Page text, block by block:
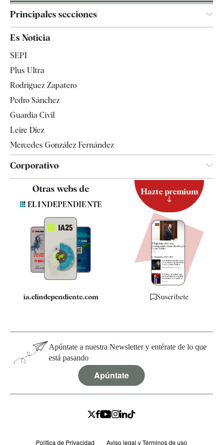
Principales secciones
Televisión
Es Noticia
SEPI
Plus Ultra
Rodríguez Zapatero
Pedro Sánchez
Guardia Civil
Leire Díez
Mercedes González Fernández
Corporativo
Quiénes somos
Especificaciones
Otras webs de
ia.elindependiente.com
Hazte premium
Suscríbete
Apúntate a nuestra Newsletter y entérate de lo que
está pasando
Apúntate
Política de Privacidad Aviso legal y Términos de uso